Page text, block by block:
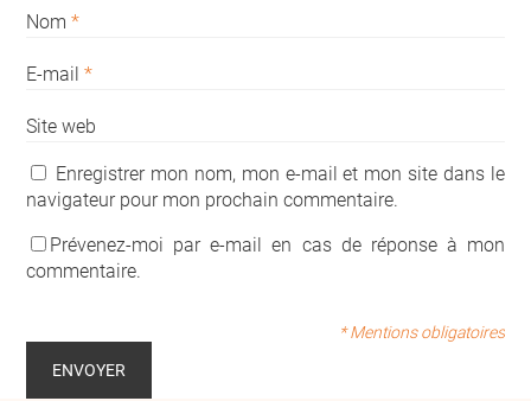
Nom *
E-mail *
Site web
Enregistrer mon nom, mon e-mail et mon site dans le
navigateur pour mon prochain commentaire.
Prévenez-moi par e-mail en cas de réponse à mon
commentaire.
* Mentions obligatoires